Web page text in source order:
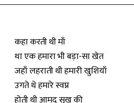
कहा करती थी माँ
था एक हमारा भी बड़ा-सा खेत
जहाँ लहराती थी हमारी खुशियाँ
उगते थे हमारे स्वप्न
होती थी आमद सुख की